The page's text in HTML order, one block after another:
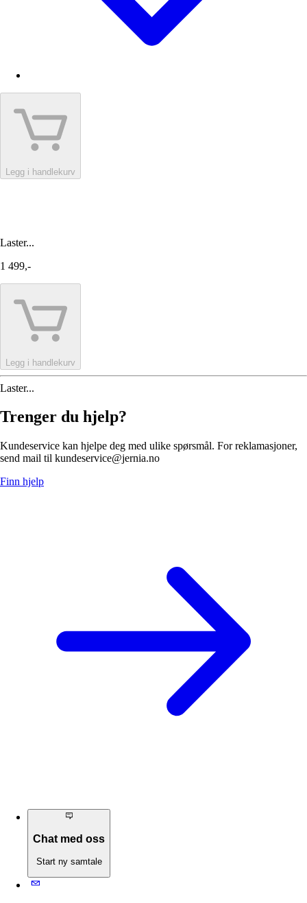
Legg i handlekurv
Laster...
1 499,-
Legg i handlekurv
Laster...
Trenger du hjelp?
Kundeservice kan hjelpe deg med ulike spørsmål. For reklamasjoner,
send mail til kundeservice@jernia.no
Finn hjelp
Chat med oss
Start ny samtale